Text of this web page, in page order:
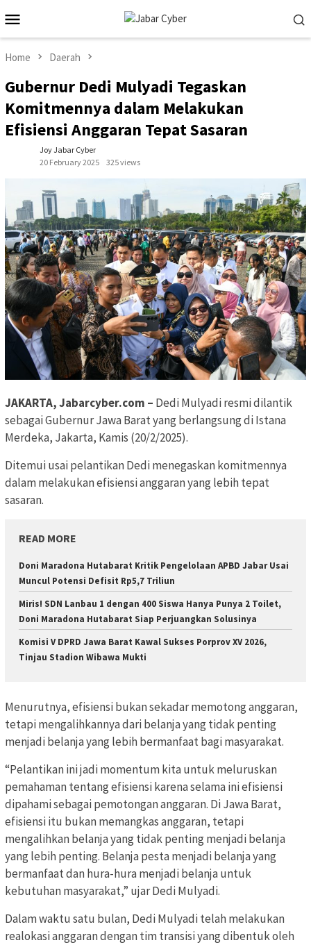
to
contentMenu
Home Daerah
Gubernur Dedi Mulyadi Tegaskan
Komitmennya dalam Melakukan
Efisiensi Anggaran Tepat Sasaran
Joy Jabar Cyber
20 February 2025
325 views
JAKARTA, Jabarcyber.com – Dedi Mulyadi resmi dilantik
sebagai Gubernur Jawa Barat yang berlangsung di Istana
Merdeka, Jakarta, Kamis (20/2/2025).
Ditemui usai pelantikan Dedi menegaskan komitmennya
dalam melakukan efisiensi anggaran yang lebih tepat
sasaran.
READ MORE
Doni Maradona Hutabarat Kritik Pengelolaan APBD Jabar Usai
Muncul Potensi Defisit Rp5,7 Triliun
Miris! SDN Lanbau 1 dengan 400 Siswa Hanya Punya 2 Toilet,
Doni Maradona Hutabarat Siap Perjuangkan Solusinya
Komisi V DPRD Jawa Barat Kawal Sukses Porprov XV 2026,
Tinjau Stadion Wibawa Mukti
Menurutnya, efisiensi bukan sekadar memotong anggaran,
tetapi mengalihkannya dari belanja yang tidak penting
menjadi belanja yang lebih bermanfaat bagi masyarakat.
“Pelantikan ini jadi momentum kita untuk meluruskan
pemahaman tentang efisiensi karena selama ini efisiensi
dipahami sebagai pemotongan anggaran. Di Jawa Barat,
efisiensi itu bukan memangkas anggaran, tetapi
mengalihkan belanja yang tidak penting menjadi belanja
yang lebih penting. Belanja pesta menjadi belanja yang
bermanfaat dan hura-hura menjadi belanja untuk
kebutuhan masyarakat,” ujar Dedi Mulyadi.
Dalam waktu satu bulan, Dedi Mulyadi telah melakukan
realokasi anggaran dengan tim transisi yang dibentuk oleh